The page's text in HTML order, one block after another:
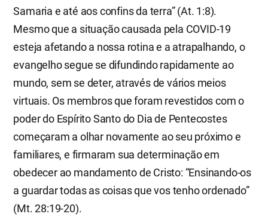
Samaria e até aos confins da terra” (At. 1:8).
Mesmo que a situação causada pela COVID-19
esteja afetando a nossa rotina e a atrapalhando, o
evangelho segue se difundindo rapidamente ao
mundo, sem se deter, através de vários meios
virtuais. Os membros que foram revestidos com o
poder do Espírito Santo do Dia de Pentecostes
começaram a olhar novamente ao seu próximo e
familiares, e firmaram sua determinação em
obedecer ao mandamento de Cristo: “Ensinando-os
a guardar todas as coisas que vos tenho ordenado”
(Mt. 28:19-20).